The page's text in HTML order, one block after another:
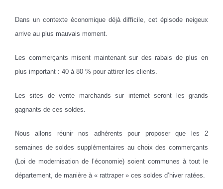
Dans un contexte économique déjà difficile, cet épisode neigeux
arrive au plus mauvais moment.
Les commerçants misent maintenant sur des rabais de plus en
plus important : 40 à 80 % pour attirer les clients.
Les sites de vente marchands sur internet seront les grands
gagnants de ces soldes.
Nous allons réunir nos adhérents pour proposer que les 2
semaines de soldes supplémentaires au choix des commerçants
(Loi de modernisation de l’économie) soient communes à tout le
département, de manière à « rattraper » ces soldes d’hiver ratées.